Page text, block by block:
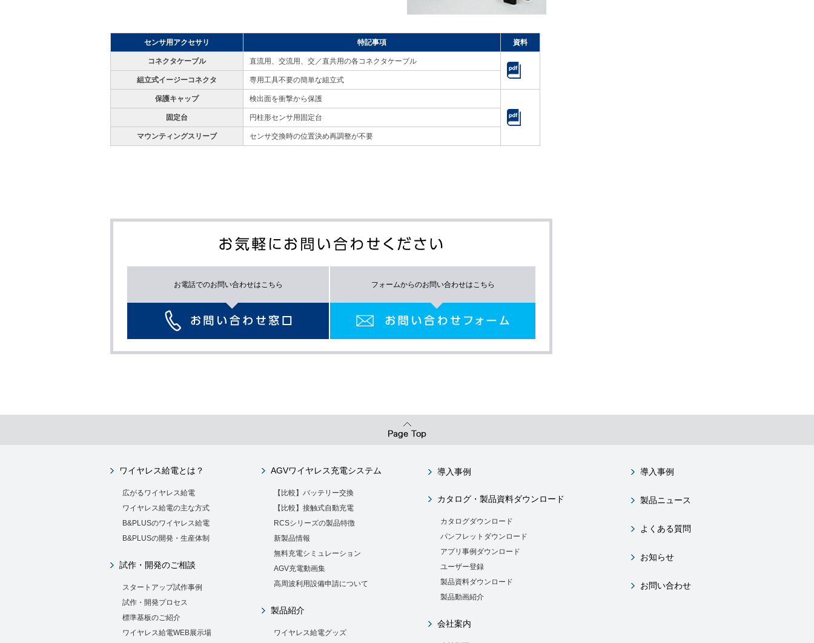
センサ用アクセサリ 特記事項 資料
コネクタケーブル 直流用、交流用、交／直共用の各コネクタケーブル
組立式イージーコネクタ 専用工具不要の簡単な組立式
保護キャップ 検出面を衝撃から保護
固定台 円柱形センサ用固定台
マウンティングスリーブ センサ交換時の位置決め再調整が不要
お電話でのお問い合わせはこちら フォームからのお問い合わせはこちら
ワイヤレス給電とは？
広がるワイヤレス給電
ワイヤレス給電の主な方式
B&PLUSのワイヤレス給電
B&PLUSの開発・生産体制
試作・開発のご相談
スタートアップ試作事例
試作・開発プロセス
標準基板のご紹介
ワイヤレス給電WEB展示場
AGVワイヤレス充電システム
【比較】バッテリー交換
【比較】接触式自動充電
RCSシリーズの製品特徴
新製品情報
無料充電シミュレーション
AGV充電動画集
高周波利用設備申請について
製品紹介
ワイヤレス給電グッズ
導入事例
カタログ・製品資料ダウンロード
カタログダウンロード
パンフレットダウンロード
アプリ事例ダウンロード
ユーザー登録
製品資料ダウンロード
製品動画紹介
会社案内
導入事例
製品ニュース
よくある質問
お知らせ
お問い合わせ